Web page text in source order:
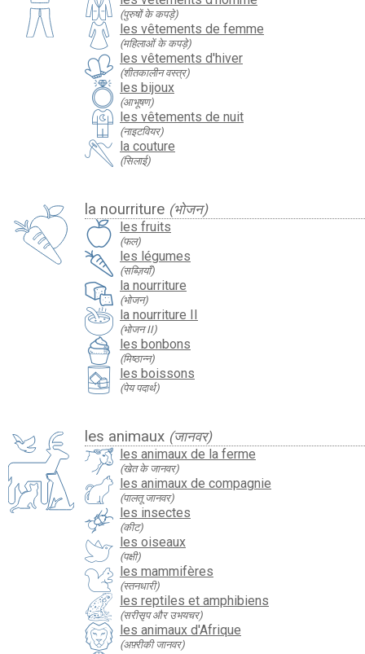
(पुरुषों के कपड़े)
les vêtements de femme
(महिलाओं के कपड़े)
les vêtements d'hiver
(शीतकालीन वस्त्र)
les bijoux
(आभूषण)
les vêtements de nuit
(नाइटवियर)
la couture
(सिलाई)
la nourriture (भोजन)
les fruits
(फल)
les légumes
(सब्ज़ियाँ)
la nourriture
(भोजन)
la nourriture II
(भोजन II)
les bonbons
(मिष्ठान्न)
les boissons
(पेय पदार्थ)
les animaux (जानवर)
les animaux de la ferme
(खेत के जानवर)
les animaux de compagnie
(पालतू जानवर)
les insectes
(कीट)
les oiseaux
(पक्षी)
les mammifères
(स्तनधारी)
les reptiles et amphibiens
(सरीसृप और उभयचर)
les animaux d'Afrique
(अफ़्रीकी जानवर)